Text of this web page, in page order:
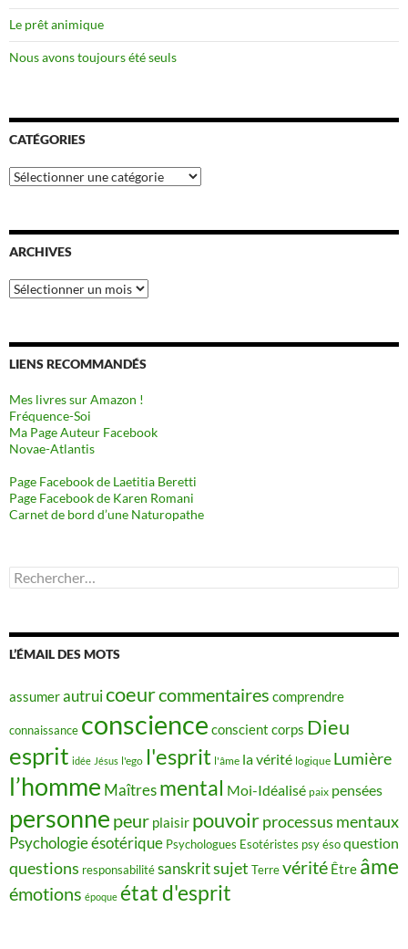
Le prêt animique
Nous avons toujours été seuls
CATÉGORIES
Catégories
ARCHIVES
Archives
LIENS RECOMMANDÉS
Mes livres sur Amazon !
Fréquence-Soi
Ma Page Auteur Facebook
Novae-Atlantis
Page Facebook de Laetitia Beretti
Page Facebook de Karen Romani
Carnet de bord d’une Naturopathe
Rechercher :
L’ÉMAIL DES MOTS
assumerautruicoeurcommentaires comprendre
connaissance conscience conscient corps Dieu
esprit idée Jésus l'ego l'esprit l'âme la vérité logique Lumière
l’homme Maîtres mental Moi-Idéalisé paix pensées
personne peur plaisir pouvoirprocessus mentaux
Psychologie ésotérique Psychologues Esotéristes psy ésoquestion
questions responsabilitésanskritsujet Terrevérité Être âme
émotions époque état d'esprit